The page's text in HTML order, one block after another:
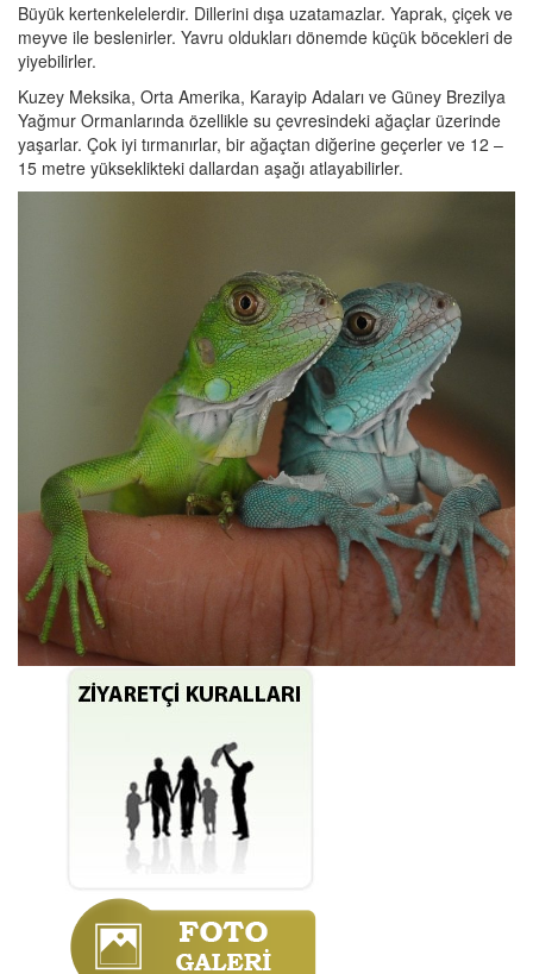
Büyük kertenkelelerdir. Dillerini dışa uzatamazlar. Yaprak, çiçek ve
meyve ile beslenirler. Yavru oldukları dönemde küçük böcekleri de
yiyebilirler.
Kuzey Meksika, Orta Amerika, Karayip Adaları ve Güney Brezilya
Yağmur Ormanlarında özellikle su çevresindeki ağaçlar üzerinde
yaşarlar. Çok iyi tırmanırlar, bir ağaçtan diğerine geçerler ve 12 –
15 metre yükseklikteki dallardan aşağı atlayabilirler.